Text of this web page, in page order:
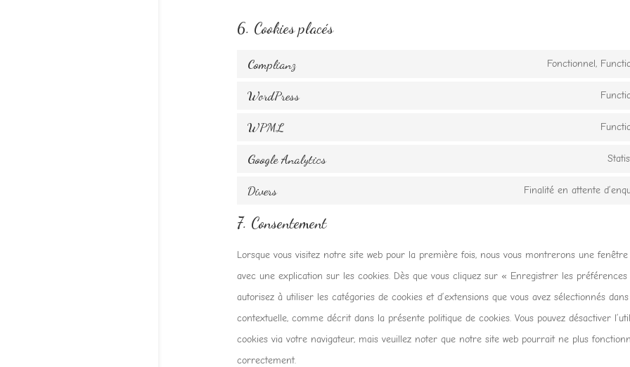
6. Cookies placés
Complianz
Fonctionnel,
WordPress
WPML
Google Analytics
Divers
Finalité en attente
7. Consentement
Lorsque vous visitez notre site web pour la première fois, nous vous montrerons une
avec une explication sur les cookies. Dès que vous cliquez sur « Enregistrer les
autorisez à utiliser les catégories de cookies et d’extensions que vous avez sélectionnés
contextuelle, comme décrit dans la présente politique de cookies. Vous pouvez désactiver
cookies via votre navigateur, mais veuillez noter que notre site web pourrait ne plus
correctement.